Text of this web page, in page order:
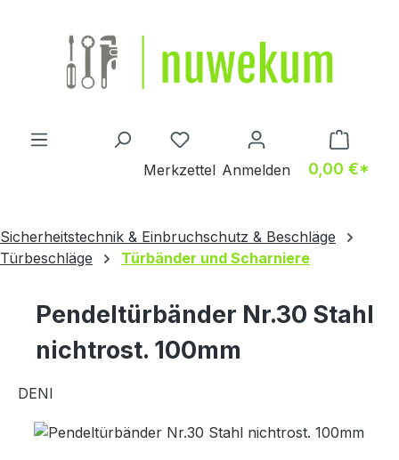
Du hast 0 Produkte auf dem
Merkzettel Anmelden 0,00 €*
Sicherheitstechnik & Einbruchschutz & Beschläge
Türbeschläge
Türbänder und Scharniere
Pendeltürbänder Nr.30 Stahl
nichtrost. 100mm
DENI
Bildergalerie überspringen